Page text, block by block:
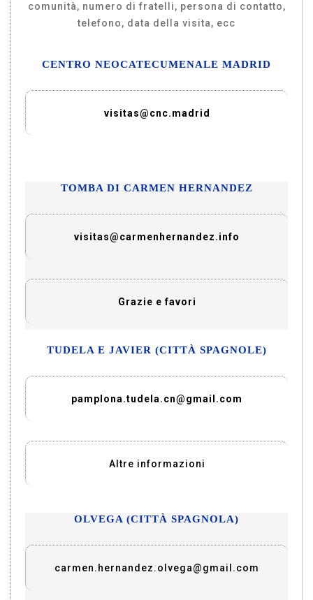
comunità, numero di fratelli, persona di contatto,
telefono, data della visita, ecc
CENTRO NEOCATECUMENALE MADRID
visitas@cnc.madrid
TOMBA DI CARMEN HERNANDEZ
visitas@carmenhernandez.info
Grazie e favori
TUDELA E JAVIER (CITTÀ SPAGNOLE)
pamplona.tudela.cn@gmail.com
Altre informazioni
OLVEGA (CITTÀ SPAGNOLA)
carmen.hernandez.olvega@gmail.com